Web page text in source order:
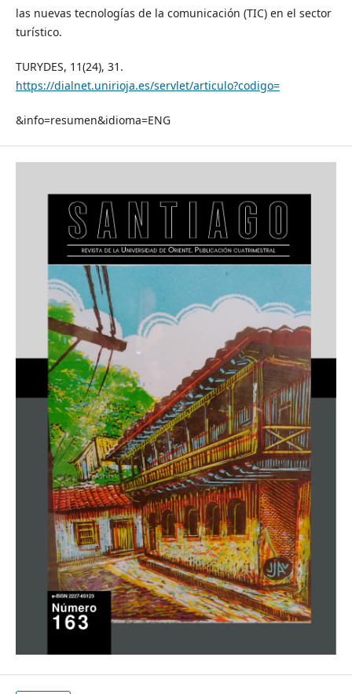
las nuevas tecnologías de la comunicación (TIC) en el sector
turístico.
TURYDES, 11(24), 31.
https://dialnet.unirioja.es/servlet/articulo?codigo=
&info=resumen&idioma=ENG